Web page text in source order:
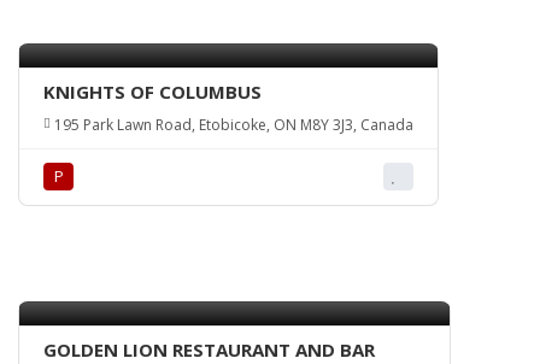
KNIGHTS OF COLUMBUS
195 Park Lawn Road, Etobicoke, ON M8Y 3J3, Canada
Р
GOLDEN LION RESTAURANT AND BAR